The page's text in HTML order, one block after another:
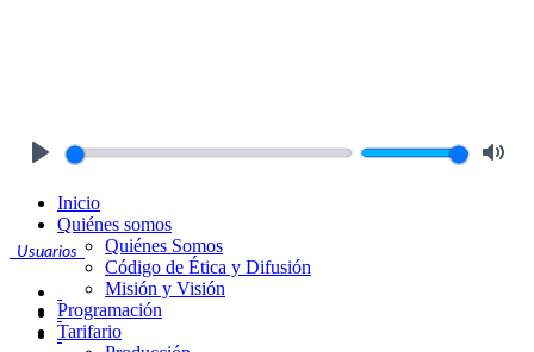
Usuarios
Inicio
Quiénes somos
Quiénes Somos
Código de Ética y Difusión
Misión y Visión
Programación
Tarifario